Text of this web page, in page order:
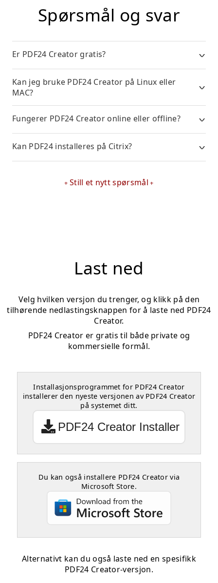
Spørsmål og svar
Er PDF24 Creator gratis?
Kan jeg bruke PDF24 Creator på Linux eller
MAC?
Fungerer PDF24 Creator online eller offline?
Kan PDF24 installeres på Citrix?
Still et nytt spørsmål
Last ned
Velg hvilken versjon du trenger, og klikk på den
tilhørende nedlastingsknappen for å laste ned PDF24
Creator.
PDF24 Creator er gratis til både private og
kommersielle formål.
Installasjonsprogrammet for PDF24 Creator
installerer den nyeste versjonen av PDF24 Creator
på systemet ditt.
PDF24 Creator Installer
Du kan også installere PDF24 Creator via
Microsoft Store.
Alternativt kan du også laste ned en spesifikk
PDF24 Creator-versjon.